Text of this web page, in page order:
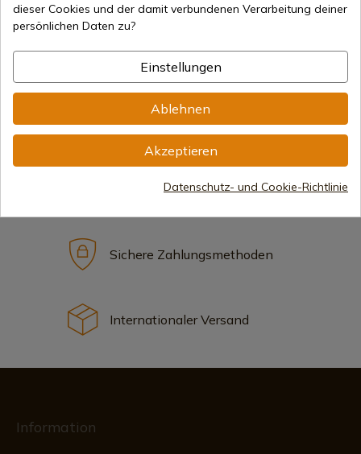
Charaktereigenschaften
199,00 € In den Warenkorb
Online-Verkauf seit 1998
Sichere Zahlungsmethoden
Internationaler Versand
Information
dieser Cookies und der damit verbundenen Verarbeitung deiner
persönlichen Daten zu?
Einstellungen
Ablehnen
Akzeptieren
Datenschutz- und Cookie-Richtlinie